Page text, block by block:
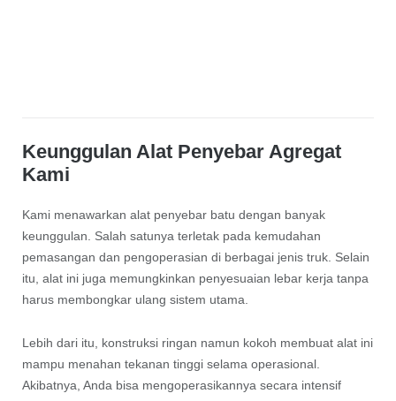
Keunggulan Alat Penyebar Agregat
Kami
Kami menawarkan alat penyebar batu dengan banyak
keunggulan. Salah satunya terletak pada kemudahan
pemasangan dan pengoperasian di berbagai jenis truk. Selain
itu, alat ini juga memungkinkan penyesuaian lebar kerja tanpa
harus membongkar ulang sistem utama.
Lebih dari itu, konstruksi ringan namun kokoh membuat alat ini
mampu menahan tekanan tinggi selama operasional.
Akibatnya, Anda bisa mengoperasikannya secara intensif